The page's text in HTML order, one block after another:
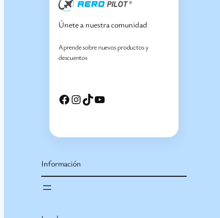
Únete a nuestra comunidad
Aprende sobre nuevos productos y
descuentos
Facebook Instagram TikTok YouTube
Información